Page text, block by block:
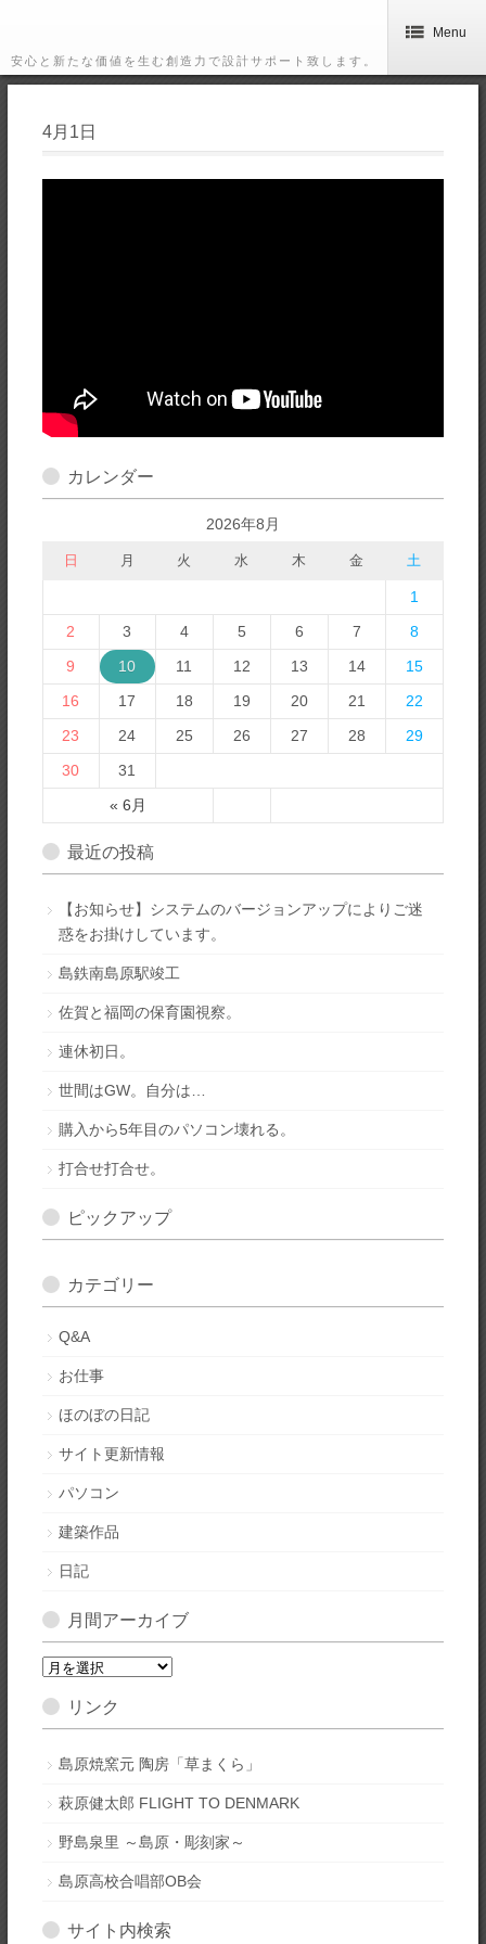
安心と新たな価値を生む創造力で設計サポート致します。
Menu
4月1日
カレンダー
2026年8月
日 月 火 水 木 金 土
« 6月
1
2
3 4 5 6 7
8
9
10 11 12 13 14
15
16
17 18 19 20 21
22
23
24 25 26 27 28
29
30
31
最近の投稿
【お知らせ】システムのバージョンアップによりご迷
惑をお掛けしています。
島鉄南島原駅竣工
佐賀と福岡の保育園視察。
連休初日。
世間はGW。自分は…
購入から5年目のパソコン壊れる。
打合せ打合せ。
ピックアップ
カテゴリー
Q&A
お仕事
ほのぼの日記
サイト更新情報
パソコン
建築作品
日記
月間アーカイブ
月
ア
カ
ブ
リンク
島原焼窯元 陶房「草まくら」
萩原健太郎 FLIGHT TO DENMARK
野島泉里 ～島原・彫刻家～
島原高校合唱部OB会
サイト内検索